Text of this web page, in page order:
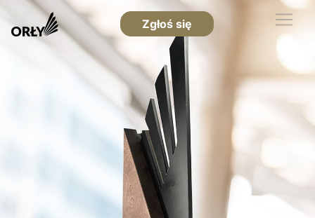
Zgłoś się